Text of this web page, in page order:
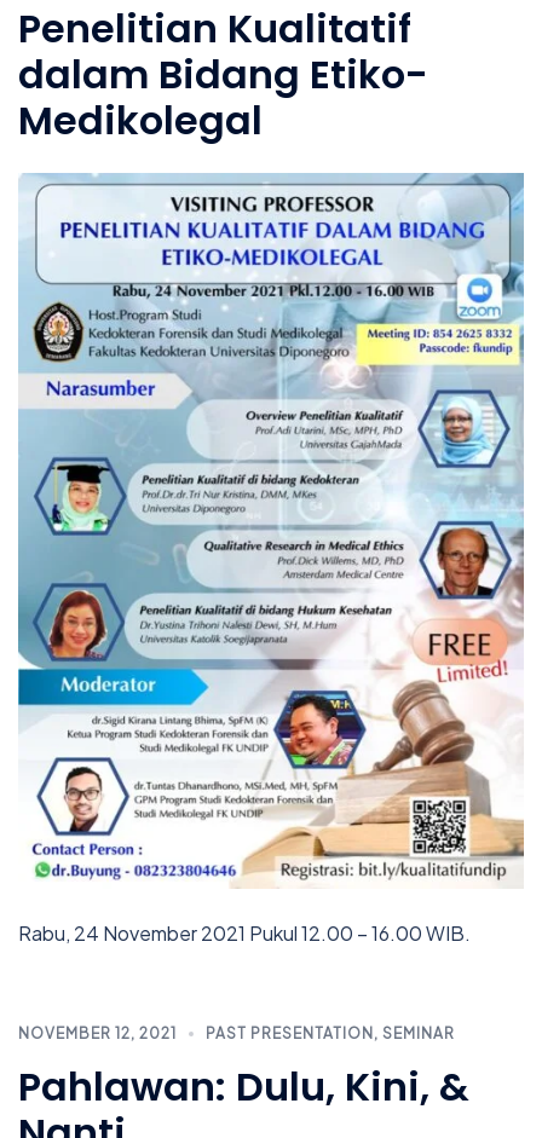
Penelitian Kualitatif
dalam Bidang Etiko-
Medikolegal
Rabu, 24 November 2021 Pukul 12.00 – 16.00 WIB.
NOVEMBER 12, 2021 PAST PRESENTATION, SEMINAR
Pahlawan: Dulu, Kini, &